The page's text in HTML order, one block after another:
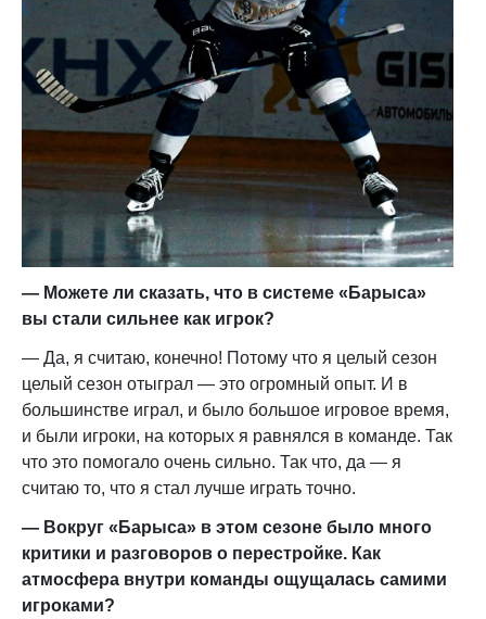
— Можете ли сказать, что в системе «Барыса»
вы стали сильнее как игрок?
— Да, я считаю, конечно! Потому что я целый сезон
целый сезон отыграл — это огромный опыт. И в
большинстве играл, и было большое игровое время,
и были игроки, на которых я равнялся в команде. Так
что это помогало очень сильно. Так что, да — я
считаю то, что я стал лучше играть точно.
— Вокруг «Барыса» в этом сезоне было много
критики и разговоров о перестройке. Как
атмосфера внутри команды ощущалась самими
игроками?